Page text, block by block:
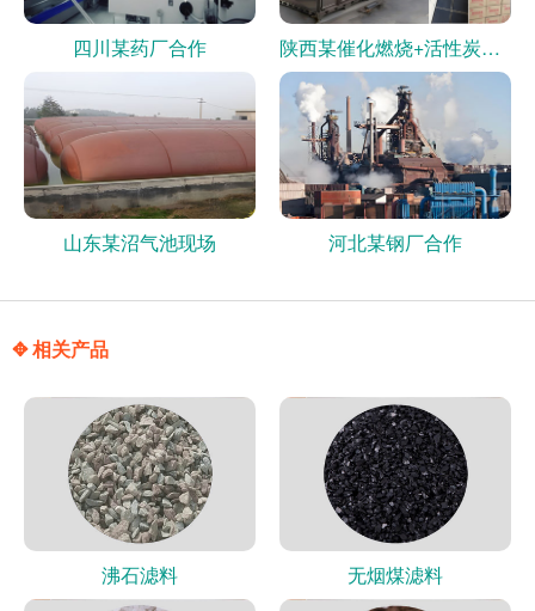
四川某药厂合作 陕西某催化燃烧+活性炭现场
山东某沼气池现场 河北某钢厂合作
✥ 相关产品
沸石滤料 无烟煤滤料